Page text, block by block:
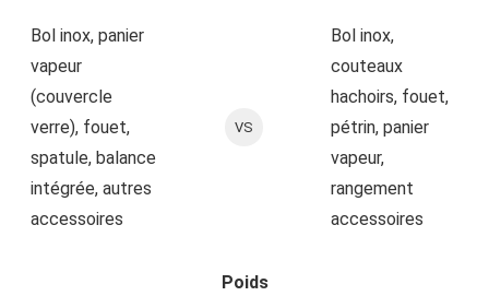
Bol inox, panier
vapeur
(couvercle
verre), fouet,
spatule, balance
intégrée, autres
accessoires
VS
Bol inox,
couteaux
hachoirs, fouet,
pétrin, panier
vapeur,
rangement
accessoires
Poids